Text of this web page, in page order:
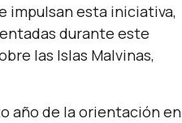
impulsan esta iniciativa,
durante este
las Islas Malvinas,
año de la orientación en